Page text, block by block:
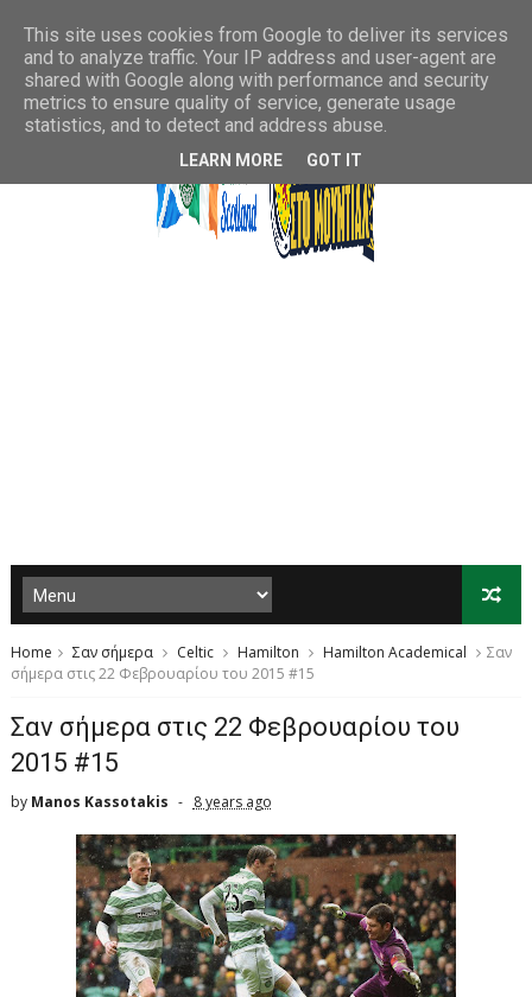
Home Σαν σήμερα Celtic Hamilton Hamilton Academical
Σαν
σήμερα στις 22 Φεβρουαρίου του 2015 #15
Σαν σήμερα στις 22 Φεβρουαρίου του
2015 #15
by Manos Kassotakis 8 years ago
This site uses cookies from Google to deliver its services
and to analyze traffic. Your IP address and user-agent are
shared with Google along with performance and security
metrics to ensure quality of service, generate usage
statistics, and to detect and address abuse.
LEARN MORE GOT IT